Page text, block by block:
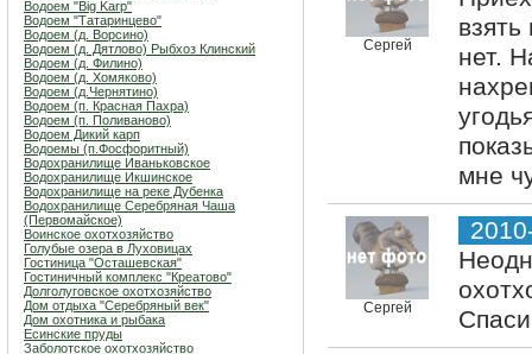
Водоем "Big Karp"
Водоем "Татаринцево"
Водоем (д. Ворсино)
Водоем (д. Дятлово) Рыбхоз Клинский
Водоем (д. Филино)
Водоем (д. Хомяково)
Водоем (д.Чернятино)
Водоем (п. Красная Пахра)
Водоем (п. Поливаново)
Водоем Дикий карп
Водоемы (п.Фосфоритный)
Водохранилище Иваньковское
Водохранилище Икшинское
Водохранилище на реке Дубенка
Водохранилище Серебряная Чаша
(Первомайское)
Воинское охотхозяйство
Голубые озера в Луховицах
Гостиница "Осташевcкая"
Гостиничный комплекс "Креатово"
Долголуговское охотхозяйство
Дом отдыха "Серебряный век"
Дом охотника и рыбака
Есинские пруды
Заболотское охотхозяйство
Сергей
нет.
мне
Сергей